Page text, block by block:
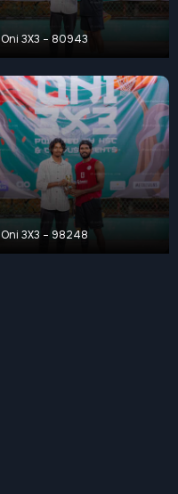
Oni 3X3 – 80943
Oni 3X3 – 98248